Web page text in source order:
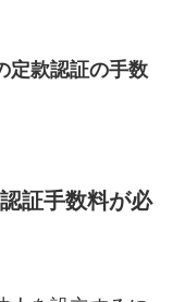
定款認証の手数
証手数料が必